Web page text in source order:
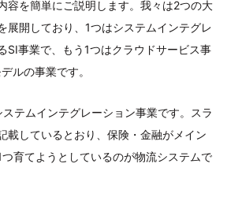
容を簡単にご説明します。我々は2つの大
展開しており、1つはシステムインテグレ
SI事業で、もう1つはクラウドサービス事
ルの事業です。
テムインテグレーション事業です。スラ
載しているとおり、保険・金融がメイン
育てようとしているのが物流システムで